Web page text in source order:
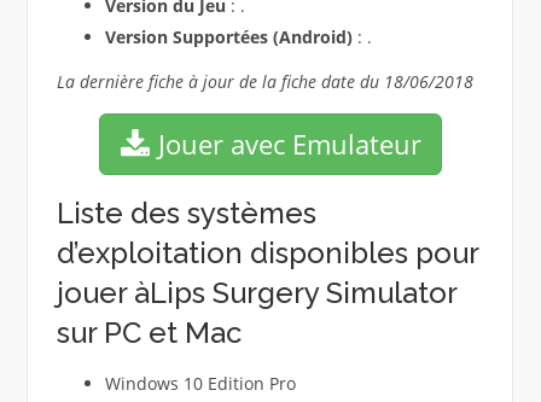
Version du Jeu : .
Version Supportées (Android): .
La dernière fiche à jour de la fiche date du 18/06/2018
Jouer avec Emulateur
Liste des systèmes
d’exploitation disponibles pour
jouer àLips Surgery Simulator
sur PC et Mac
Windows 10 Edition Pro